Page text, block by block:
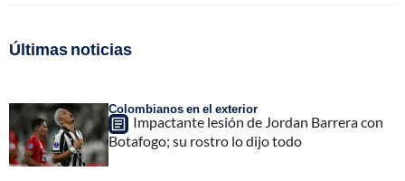
Últimas noticias
Colombianos en el exterior
Impactante lesión de Jordan Barrera con
Botafogo; su rostro lo dijo todo